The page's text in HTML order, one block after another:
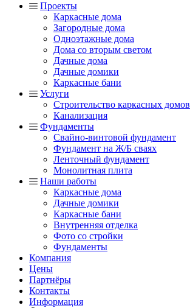
Проекты
Каркасные дома
Загородные дома
Одноэтажные дома
Дома со вторым светом
Дачные дома
Дачные домики
Каркасные бани
Услуги
Строительство каркасных домов
Канализация
Фундаменты
Свайно-винтовой фундамент
Фундамент на Ж/Б сваях
Ленточный фундамент
Монолитная плита
Наши работы
Каркасные дома
Дачные домики
Каркасные бани
Внутренняя отделка
Фото со стройки
Фундаменты
Компания
Цены
Партнёры
Контакты
Информация